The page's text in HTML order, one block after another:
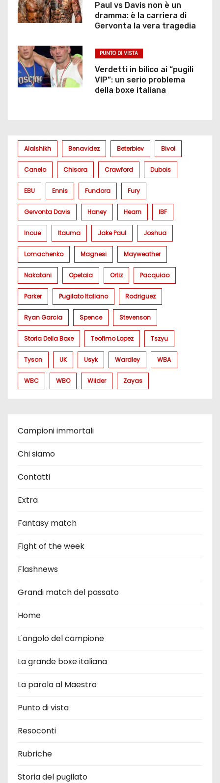
Paul vs Davis non è un
dramma: è la carriera di
Gervonta la vera tragedia
PUNTO DI VISTA
Verdetti in bilico ai “pugili
VIP”: un serio problema
della boxe italiana
Alalshikh Benavidez Beterbiev Bivol
Canelo Chisora Crawford Dubois
EBU Ennis Fundora Fury
Gervonta Davis Haney Hearn IBF
Inoue Itauma Jake Paul Joshua
Lomachenko Magnesi Mayweather
Nakatani Opetaia Ortiz Pacquiao
Parker Pugilato Italiano Rodriguez
Ryan Garcia Spence Stevenson
Storia Della Boxe Teofimo Lopez Tszyu
Tyson UK Usyk Wardley WBA
WBC WBO Wilder Zayas
Campioni immortali
Chi siamo
Contatti
Extra
Fantasy match
Fight of the week
Flashnews
Grandi match del passato
Home
L'angolo del campione
La grande boxe italiana
La parola al Maestro
Punto di vista
Resoconti
Rubriche
Storia del pugilato